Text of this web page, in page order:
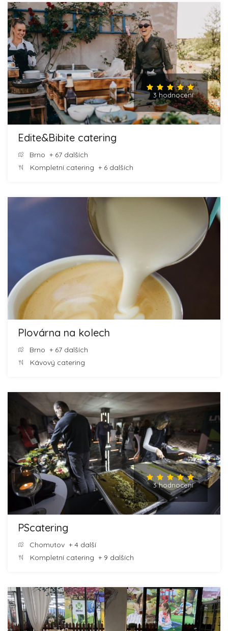
3 hodnocení
Edite&Bibite catering
Brno + 67 dalších
Kompletní catering + 6 dalších
Plovárna na kolech
Brno + 67 dalších
Kávový catering
3 hodnocení
PScatering
Chomutov + 4 další
Kompletní catering + 9 dalších